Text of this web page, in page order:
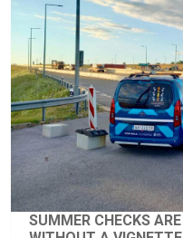
SUMMER CHECKS